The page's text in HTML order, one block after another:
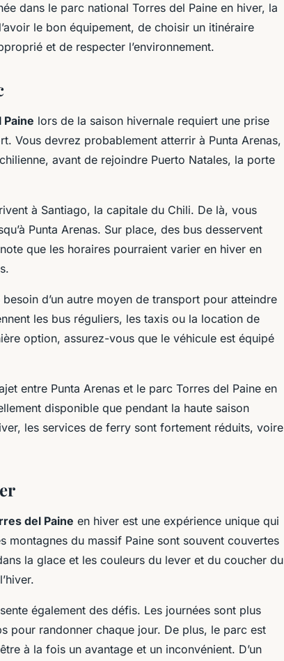
dans le parc national Torres del Paine en hiver, la
le bon équipement, de choisir un itinéraire
et de respecter l’environnement.
lors de la saison hivernale requiert une prise
Vous devrez probablement atterrir à Punta Arenas,
avant de rejoindre Puerto Natales, la porte
à Santiago, la capitale du Chili. De là, vous
Punta Arenas. Sur place, des bus desservent
que les horaires pourraient varier en hiver en
d’un autre moyen de transport pour atteindre
les bus réguliers, les taxis ou la location de
option, assurez-vous que le véhicule est équipé
entre Punta Arenas et le parc Torres del Paine en
disponible que pendant la haute saison
les services de ferry sont fortement réduits, voire
del Paine en hiver est une expérience unique qui
montagnes du massif Paine sont souvent couvertes
la glace et les couleurs du lever et du coucher du
également des défis. Les journées sont plus
pour randonner chaque jour. De plus, le parc est
à la fois un avantage et un inconvénient. D’un